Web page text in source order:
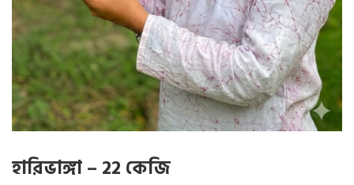
হারিভাঙ্গা – 22 কেজি